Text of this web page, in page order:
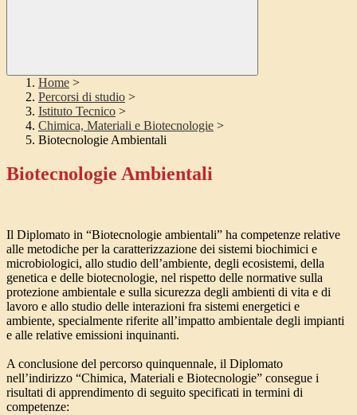
Home >
Percorsi di studio >
Istituto Tecnico >
Chimica, Materiali e Biotecnologie >
Biotecnologie Ambientali
Biotecnologie Ambientali
Il Diplomato in “Biotecnologie ambientali” ha competenze relative
alle metodiche per la caratterizzazione dei sistemi biochimici e
microbiologici, allo studio dell’ambiente, degli ecosistemi, della
genetica e delle biotecnologie, nel rispetto delle normative sulla
protezione ambientale e sulla sicurezza degli ambienti di vita e di
lavoro e allo studio delle interazioni fra sistemi energetici e
ambiente, specialmente riferite all’impatto ambientale degli impianti
e alle relative emissioni inquinanti.
A conclusione del percorso quinquennale, il Diplomato
nell’indirizzo “Chimica, Materiali e Biotecnologie” consegue i
risultati di apprendimento di seguito specificati in termini di
competenze: